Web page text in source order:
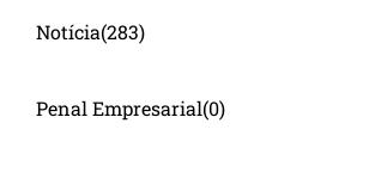
Notícia(283)
Penal Empresarial(0)